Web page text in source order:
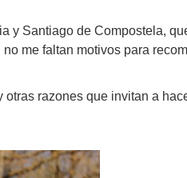
y Santiago de Compostela,
me faltan motivos para
razones que invitan a